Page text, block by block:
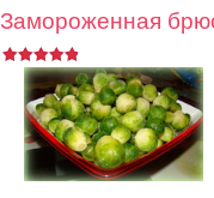
Замороженная